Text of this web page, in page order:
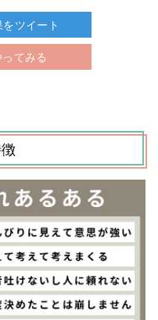
ツイート
てみる